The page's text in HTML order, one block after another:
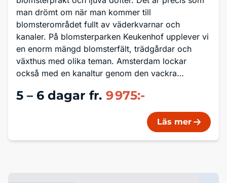
man drömt om när man kommer till
blomsterområdet fullt av väderkvarnar och
kanaler. På blomsterparken Keukenhof upplever vi
en enorm mängd blomsterfält, trädgårdar och
växthus med olika teman. Amsterdam lockar
också med en kanaltur genom den vackra
talet och utsmyckade husbåtar av alla de slag
kantar vår färd. Låt drömmen bli sann och följ
med på denna trevliga bussresa till Holland, där
5 – 6 dagar fr. 9 975:-
Läs mer